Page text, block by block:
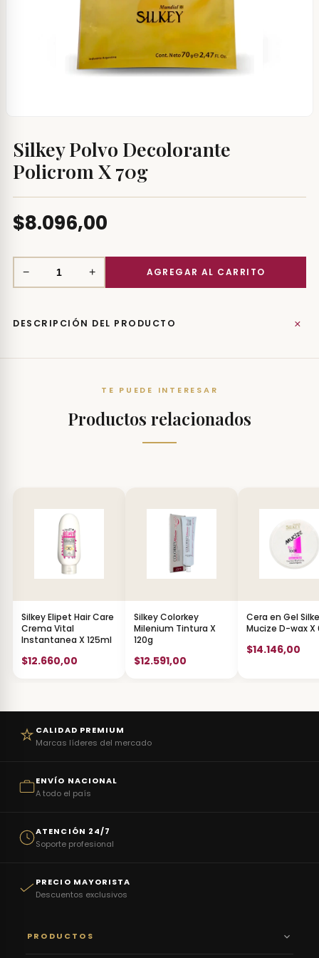
Silkey Polvo Decolorante
Policrom X 70g
$8.096,00
− +
DESCRIPCIÓN DEL PRODUCTO +
TE PUEDE INTERESAR
Productos relacionados
Silkey Elipet Hair Care
Crema Vital
Instantanea X 125ml
$12.660,00
Silkey Colorkey
Milenium Tintura X
120g
$12.591,00
Cera en Gel
Mucize D-wax X
$14.146,00
CALIDAD PREMIUM
Marcas líderes del mercado
ENVÍO NACIONAL
A todo el país
ATENCIÓN 24/7
Soporte profesional
PRECIO MAYORISTA
Descuentos exclusivos
PRODUCTOS